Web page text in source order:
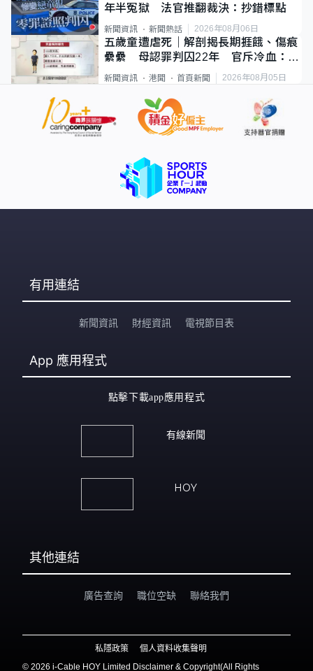
年半冤獄 法官推翻裁決：抄錯標點
新聞資訊 新聞熱話 2026年08月06日
五歲童遭虐死｜解剖揭長期捱餓、傷痕
纍纍 母認罪判囚22年 官斥冷血：同
類案最惡劣
新聞資訊 港聞 首頁新聞 2026年08月05日
有用連結
新聞資訊 財經資訊 電視節目表
App 應用程式
點擊下載app應用程式
有線新聞
HOY
其他連結
廣告查詢 職位空缺 聯絡我們
私隱政策
個人資料收集聲明
© 2026 i-Cable HOY Limited Disclaimer & Copyright(All Rights